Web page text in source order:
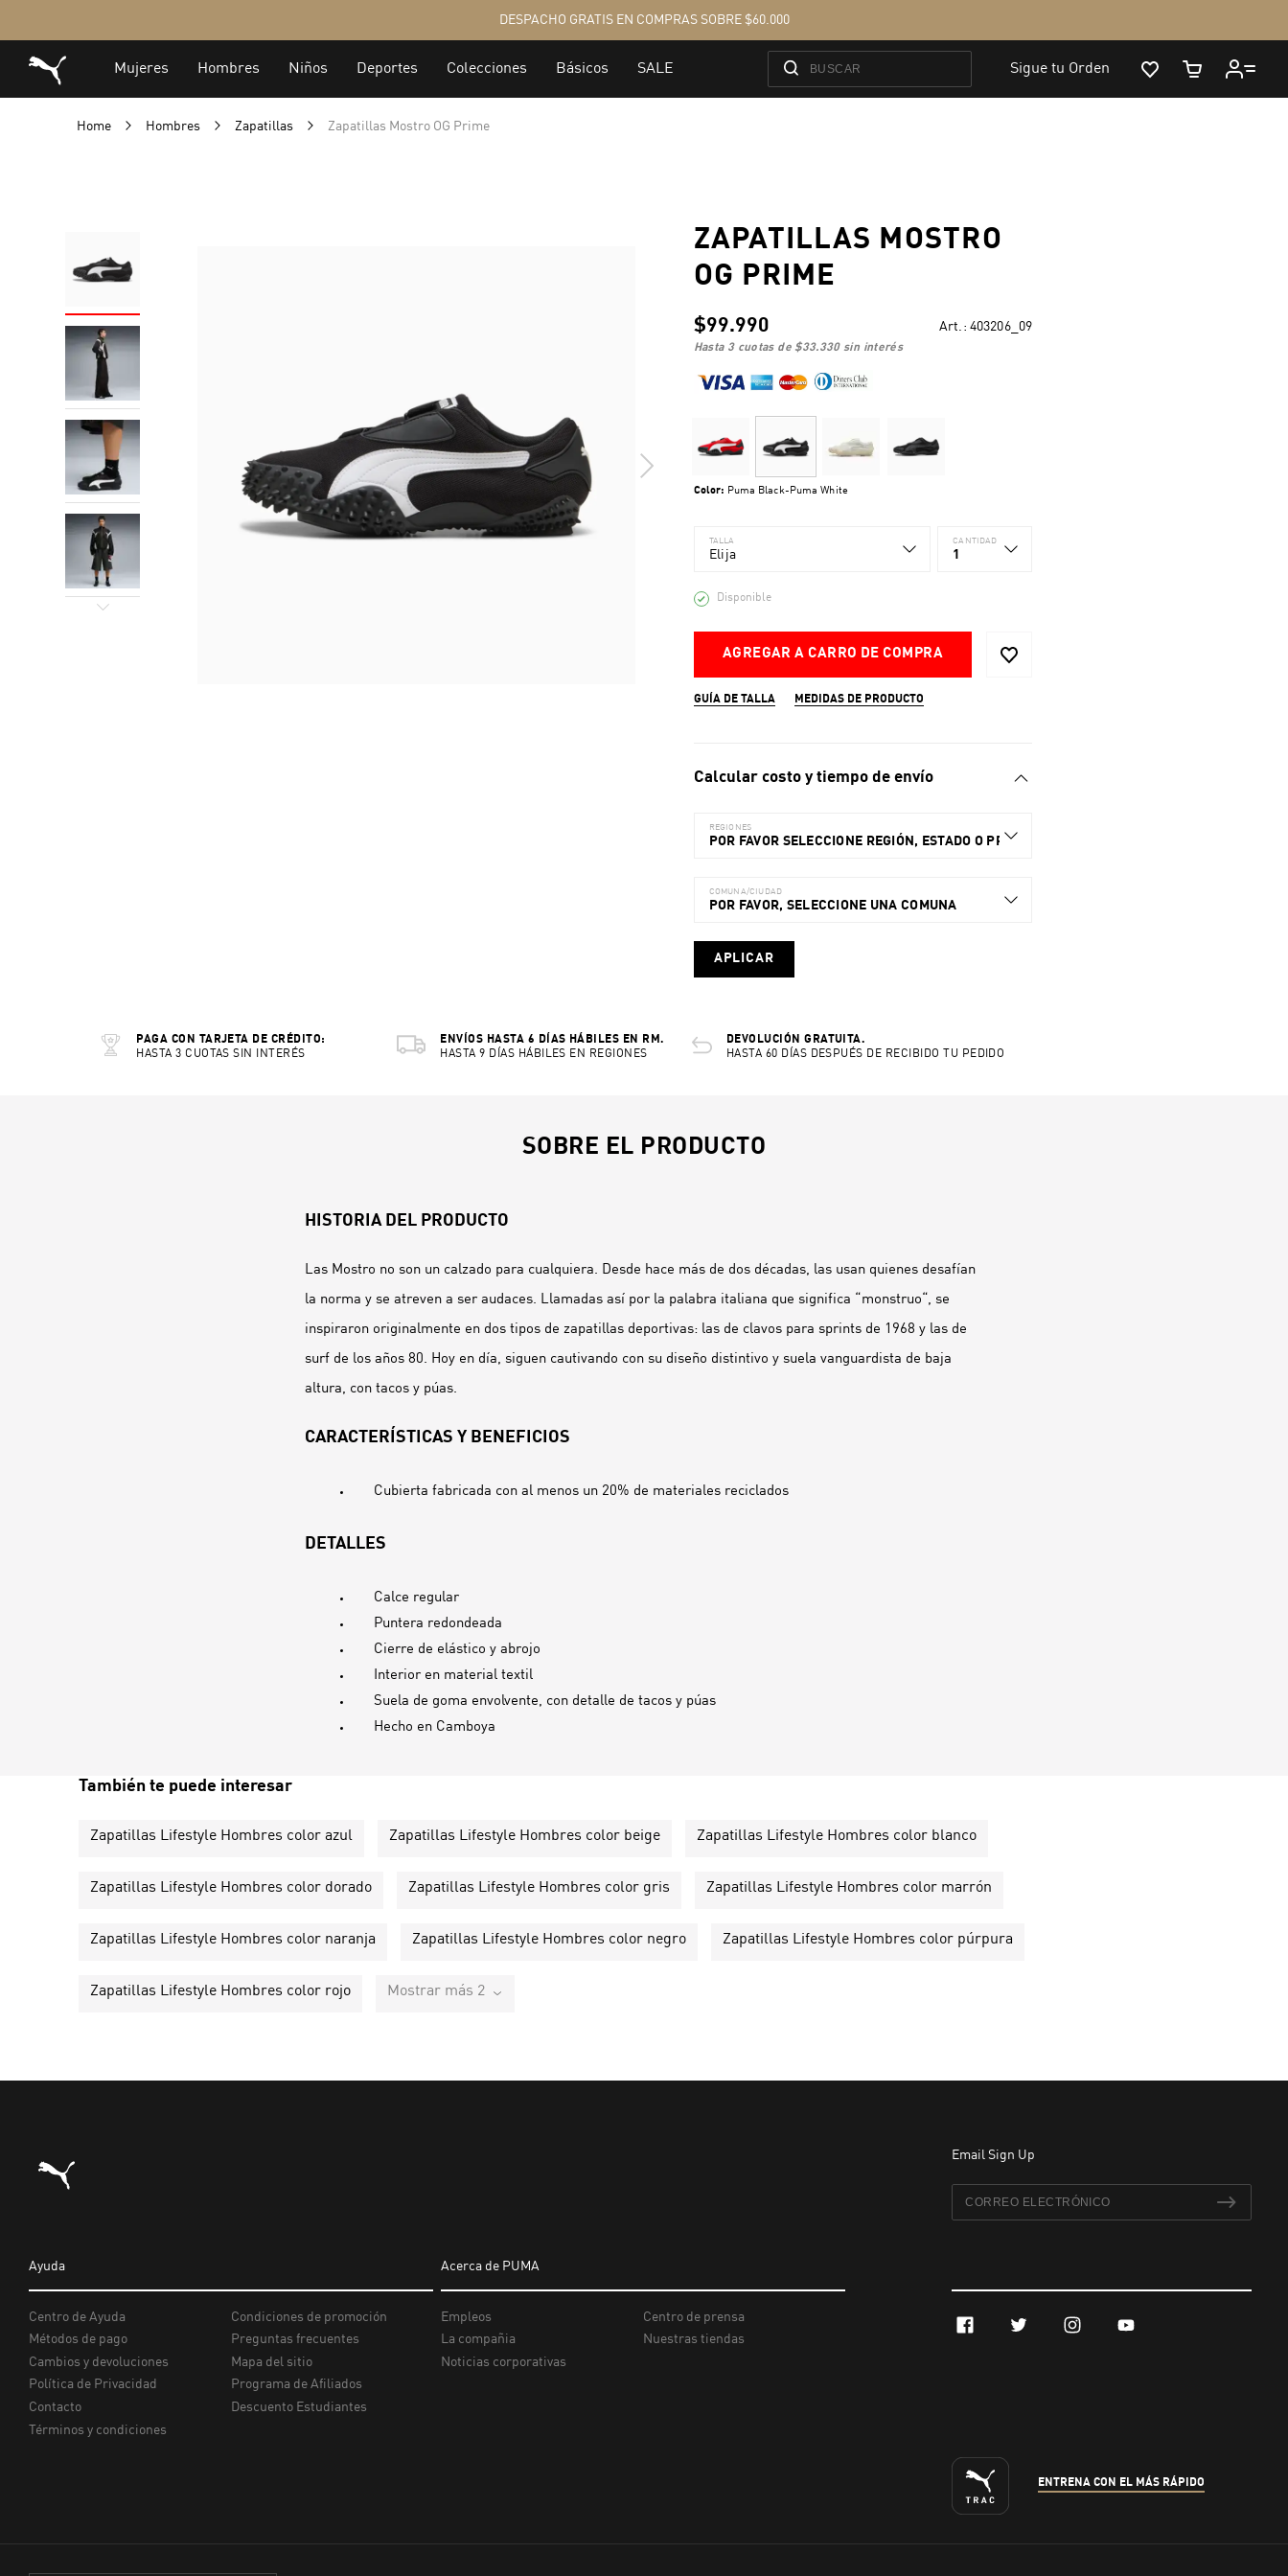
Home Hombres Zapatillas Zapatillas Mostro OG Prime
ZAPATILLAS MOSTRO
OG PRIME
$99.990 Art.: 403206_09
hasta 3 cuotas de $33.330sin interés
Color: Puma Black-Puma White
TALLA
Elija
CANTIDAD
1
Disponible
AGREGAR A CARRO DE COMPRA
GUÍA DE TALLA MEDIDAS DE PRODUCTO
Calcular costo y tiempo de envío
REGIONES
POR FAVOR SELECCIONE REGIÓN, ESTADO O PROVINCIA.
COMUNA/CIUDAD
POR FAVOR, SELECCIONE UNA COMUNA
APLICAR
PAGA CON TARJETA DE CRÉDITO:
HASTA 3 CUOTAS SIN INTERÉS
ENVÍOS HASTA 6 DÍAS HÁBILES EN RM.
HASTA 9 DÍAS HÁBILES EN REGIONES
DEVOLUCIÓN GRATUITA.
HASTA 60 DÍAS DESPUÉS DE RECIBIDO TU PEDIDO
SOBRE EL PRODUCTO
HISTORIA DEL PRODUCTO
Las Mostro no son un calzado para cualquiera. Desde hace más de dos décadas, las usan quienes desafían
la norma y se atreven a ser audaces. Llamadas así por la palabra italiana que significa “monstruo“, se
inspiraron originalmente en dos tipos de zapatillas deportivas: las de clavos para sprints de 1968 y las de
surf de los años 80. Hoy en día, siguen cautivando con su diseño distintivo y suela vanguardista de baja
altura, con tacos y púas.
CARACTERÍSTICAS Y BENEFICIOS
Cubierta fabricada con al menos un 20% de materiales reciclados
DETALLES
Calce regular
Puntera redondeada
Cierre de elástico y abrojo
Interior en material textil
Suela de goma envolvente, con detalle de tacos y púas
Hecho en Camboya
También te puede interesar
Zapatillas Lifestyle Hombres color azul Zapatillas Lifestyle Hombres color beige Zapatillas Lifestyle Hombres color blanco
Zapatillas Lifestyle Hombres color dorado Zapatillas Lifestyle Hombres color gris Zapatillas Lifestyle Hombres color marrón
Zapatillas Lifestyle Hombres color naranja Zapatillas Lifestyle Hombres color negro Zapatillas Lifestyle Hombres color púrpura
Zapatillas Lifestyle Hombres color rojo Mostrar más 2